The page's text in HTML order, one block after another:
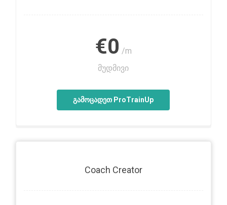
€0 /m
მუდმივი
გამოცადეთ ProTrainUp
Coach Creator